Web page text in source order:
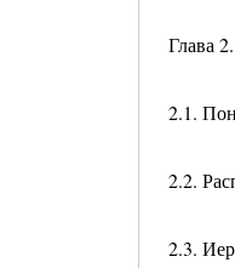
Глава
2.1.
2.2.
2.3.